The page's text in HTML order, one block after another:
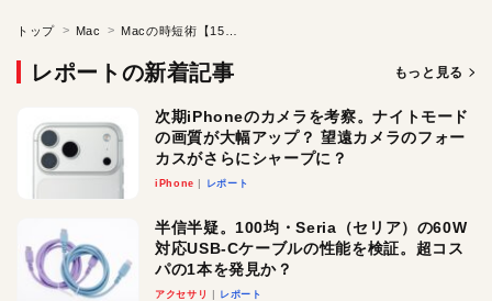
トップ Mac
レポートの新着記事 もっと見る
次期iPhoneのカメラを考察。ナイトモード
の画質が大幅アップ？ 望遠カメラのフォー
カスがさらにシャープに？
iPhone レポート
半信半疑。100均・Seria（セリア）の60W
対応USB-Cケーブルの性能を検証。超コス
パの1本を発見か？
アクセサリ レポート